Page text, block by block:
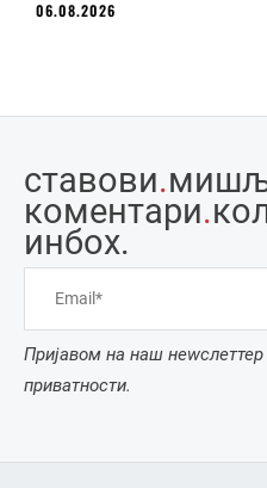
06.08.2026
ставови.
коментари.
инбоx.
Пријавом на наш
приватности.